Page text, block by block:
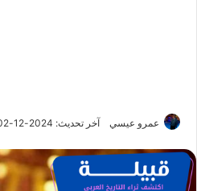
عمرو عيسي آخر تحديث: 2024-12-02